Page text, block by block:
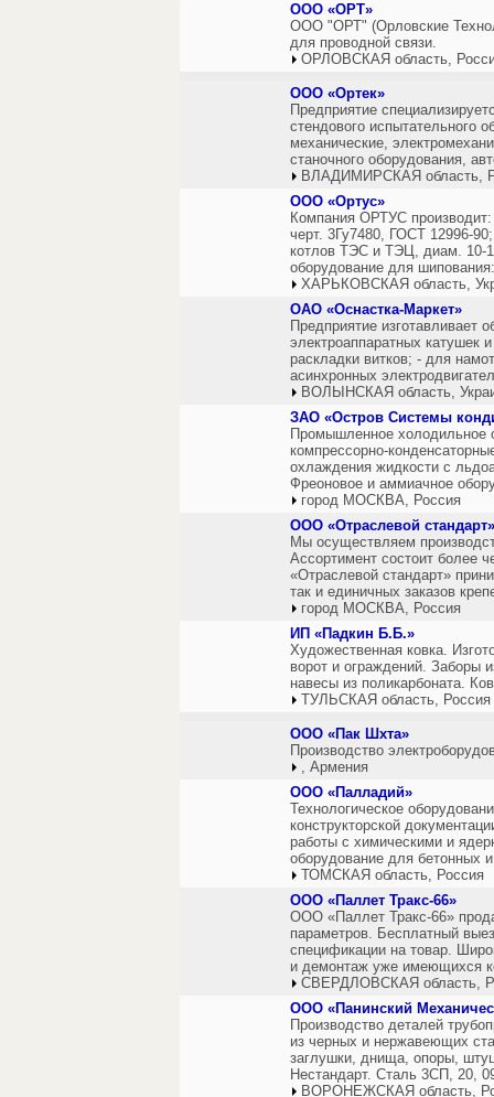
ООО «ОРТ»
ООО "ОРТ" (Орловские
для проводной связи.
ОРЛОВСКАЯ область,
ООО «Ортек»
Предприятие
стендового испытательного
механические,
станочного оборудования,
ВЛАДИМИРСКАЯ область,
ООО «Ортус»
Компания ОРТУС производит:
черт. 3Гу7480, ГОСТ 12996-
котлов ТЭС и ТЭЦ, диам. 10-
оборудование для
ХАРЬКОВСКАЯ область,
ОАО «Оснастка-Маркет»
Предприятие изготавливает
электроаппаратных катушек
раскладки витков; - для
асинхронных
ВОЛЫНСКАЯ область,
ЗАО «Остров Системы
Промышленное холодильное
компрессорно-
охлаждения жидкости с
Фреоновое и аммиачное
город МОСКВА, Россия
ООО «Отраслевой стандарт»
Мы осуществляем
Ассортимент состоит более
«Отраслевой стандарт»
так и единичных заказов
город МОСКВА, Россия
ИП «Падкин Б.Б.»
Художественная ковка.
ворот и ограждений. Заборы
навесы из поликарбоната.
ТУЛЬСКАЯ область, Россия
ООО «Пак Шхта»
Производство
, Армения
ООО «Палладий»
Технологическое
конструкторской
работы с химическими и
оборудование для бетонных
ТОМСКАЯ область, Россия
ООО «Паллет Тракс-66»
ООО «Паллет Тракс-66»
параметров. Бесплатный
спецификации на товар.
и демонтаж уже имеющихся
СВЕРДЛОВСКАЯ область,
ООО «Панинский
Производство деталей
из черных и нержавеющих
заглушки, днища, опоры,
Нестандарт. Сталь 3СП, 20,
ВОРОНЕЖСКАЯ область,